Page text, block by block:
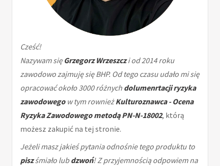
Cześć!
Nazywam sięGrzegorz Wrzeszczi od 2014 roku
zawodowo zajmuję się BHP. Od tego czasu udało mi się
opracować około 3000 różnych dolumenrtacji ryzyka
zawodowegow tym rownieżKulturoznawca - Ocena
Ryzyka Zawodowego metodą PN-N-18002, którą
możesz zakupić na tej stronie.
Jeżeli masz jakieś pytania odnośnie tego produktu to
piszśmiało lubdzwoń! Z przyjemnością odpowiem na